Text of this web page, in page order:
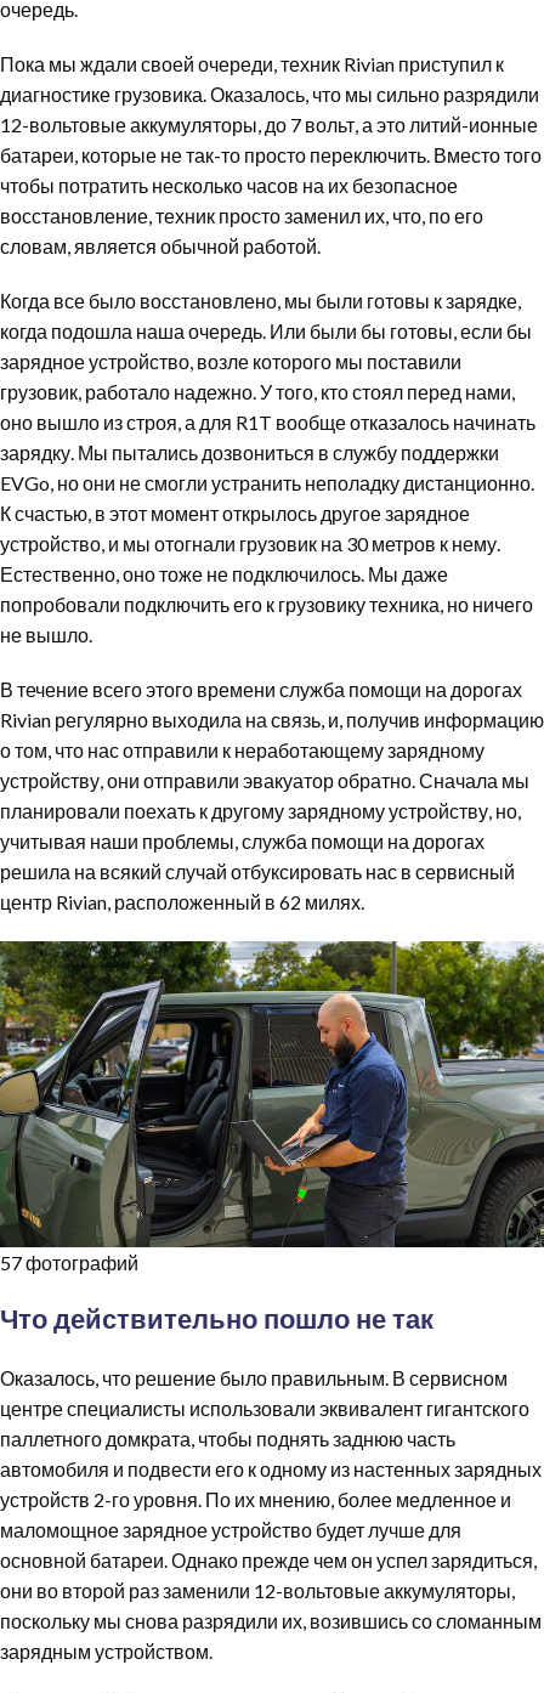
очередь.
Пока мы ждали своей очереди, техник Rivian приступил к
диагностике грузовика. Оказалось, что мы сильно разрядили
12-вольтовые аккумуляторы, до 7 вольт, а это литий-ионные
батареи, которые не так-то просто переключить. Вместо того
чтобы потратить несколько часов на их безопасное
восстановление, техник просто заменил их, что, по его
словам, является обычной работой.
Когда все было восстановлено, мы были готовы к зарядке,
когда подошла наша очередь. Или были бы готовы, если бы
зарядное устройство, возле которого мы поставили
грузовик, работало надежно. У того, кто стоял перед нами,
оно вышло из строя, а для R1T вообще отказалось начинать
зарядку. Мы пытались дозвониться в службу поддержки
EVGo, но они не смогли устранить неполадку дистанционно.
К счастью, в этот момент открылось другое зарядное
устройство, и мы отогнали грузовик на 30 метров к нему.
Естественно, оно тоже не подключилось. Мы даже
попробовали подключить его к грузовику техника, но ничего
не вышло.
В течение всего этого времени служба помощи на дорогах
Rivian регулярно выходила на связь, и, получив информацию
о том, что нас отправили к неработающему зарядному
устройству, они отправили эвакуатор обратно. Сначала мы
планировали поехать к другому зарядному устройству, но,
учитывая наши проблемы, служба помощи на дорогах
решила на всякий случай отбуксировать нас в сервисный
центр Rivian, расположенный в 62 милях.
57 фотографий
Что действительно пошло не так
Оказалось, что решение было правильным. В сервисном
центре специалисты использовали эквивалент гигантского
паллетного домкрата, чтобы поднять заднюю часть
автомобиля и подвести его к одному из настенных зарядных
устройств 2-го уровня. По их мнению, более медленное и
маломощное зарядное устройство будет лучше для
основной батареи. Однако прежде чем он успел зарядиться,
они во второй раз заменили 12-вольтовые аккумуляторы,
поскольку мы снова разрядили их, возившись со сломанным
зарядным устройством.